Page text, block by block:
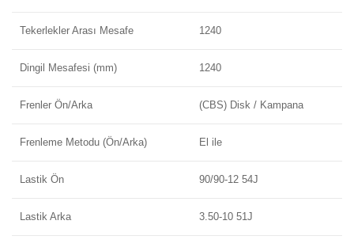
Tekerlekler Arası Mesafe 1240
Dingil Mesafesi (mm) 1240
Frenler Ön/Arka (CBS) Disk / Kampana
Frenleme Metodu (Ön/Arka) El ile
Lastik Ön 90/90-12 54J
Lastik Arka 3.50-10 51J